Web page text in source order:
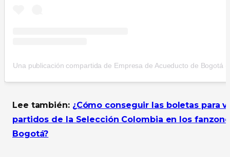
Lee también: ¿Cómo conseguir las boletas para
partidos de la Selección Colombia en los
Bogotá?